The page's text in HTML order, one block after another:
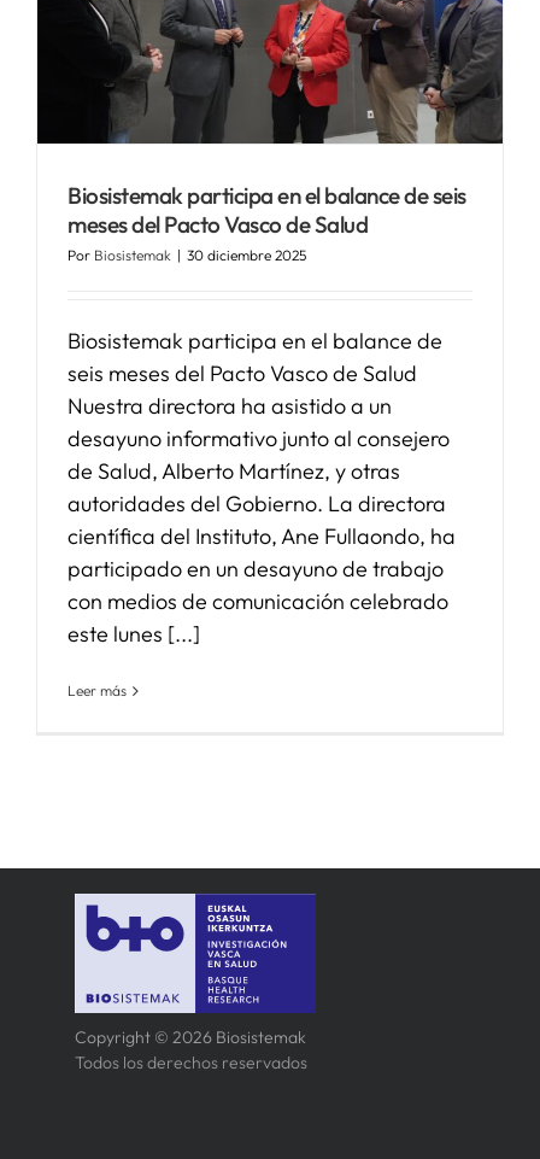
Biosistemak participa en el balance de seis
meses del Pacto Vasco de Salud
Por Biosistemak | 30 diciembre 2025
Biosistemak participa en el balance de
seis meses del Pacto Vasco de Salud
Nuestra directora ha asistido a un
desayuno informativo junto al consejero
de Salud, Alberto Martínez, y otras
autoridades del Gobierno. La directora
científica del Instituto, Ane Fullaondo, ha
participado en un desayuno de trabajo
con medios de comunicación celebrado
este lunes [...]
Leer más
Copyright © 2026 Biosistemak
Todos los derechos reservados